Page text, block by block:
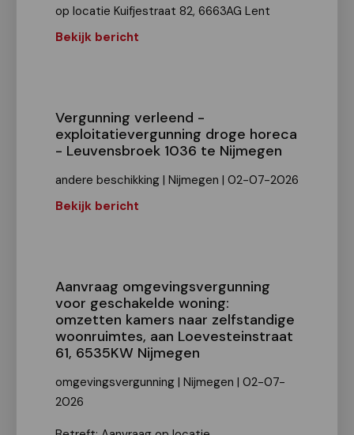
op locatie Kuifjestraat 82, 6663AG Lent
Bekijk bericht
Vergunning verleend -
exploitatievergunning droge horeca
- Leuvensbroek 1036 te Nijmegen
andere beschikking | Nijmegen | 02-07-2026
Bekijk bericht
Aanvraag omgevingsvergunning
voor geschakelde woning:
omzetten kamers naar zelfstandige
woonruimtes, aan Loevesteinstraat
61, 6535KW Nijmegen
omgevingsvergunning | Nijmegen | 02-07-
2026